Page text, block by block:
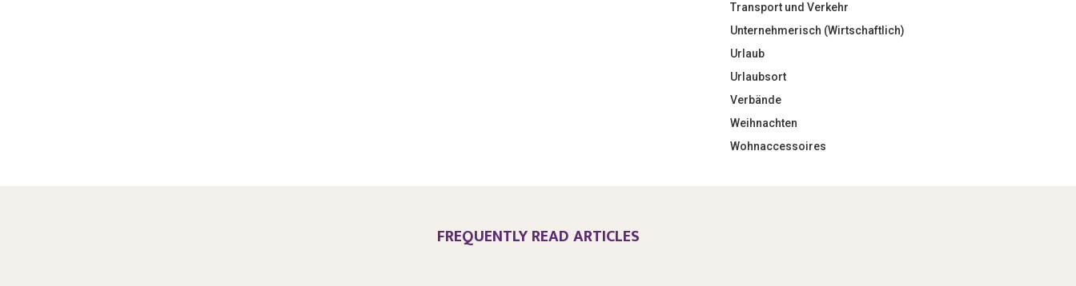
Transport und Verkehr
Unternehmerisch (Wirtschaftlich)
Urlaub
Urlaubsort
Verbände
Weihnachten
Wohnaccessoires
FREQUENTLY READ ARTICLES